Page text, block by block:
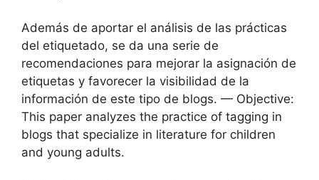
Además de aportar el análisis de las prácticas
del etiquetado, se da una serie de
recomendaciones para mejorar la asignación de
etiquetas y favorecer la visibilidad de la
información de este tipo de blogs. — Objective:
This paper analyzes the practice of tagging in
blogs that specialize in literature for children
and young adults.